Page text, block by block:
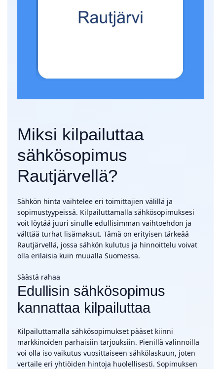
Miksi kilpailuttaa
sähkösopimus
Rautjärvellä?
Sähkön hinta vaihtelee eri toimittajien välillä ja
sopimustyypeissä. Kilpailuttamalla sähkösopimuksesi
voit löytää juuri sinulle edullisimman vaihtoehdon ja
välttää turhat lisämaksut. Tämä on erityisen tärkeää
Rautjärvellä, jossa sähkön kulutus ja hinnoittelu voivat
olla erilaisia kuin muualla Suomessa.
Säästä rahaa
Edullisin sähkösopimus
kannattaa kilpailuttaa
Kilpailuttamalla sähkösopimukset pääset kiinni
markkinoiden parhaisiin tarjouksiin. Pienillä valinnoilla
voi olla iso vaikutus vuosittaiseen sähkölaskuun, joten
vertaile eri yhtiöiden hintoja huolellisesti. Sopimuksen